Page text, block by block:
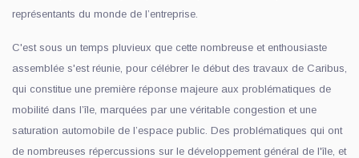
représentants du monde de l’entreprise.
C'est sous un temps pluvieux que cette nombreuse et enthousiaste
assemblée s'est réunie, pour célébrer le début des travaux de Caribus,
qui constitue une première réponse majeure aux problématiques de
mobilité dans l’île, marquées par une véritable congestion et une
saturation automobile de l’espace public. Des problématiques qui ont
de nombreuses répercussions sur le développement général de l'île, et